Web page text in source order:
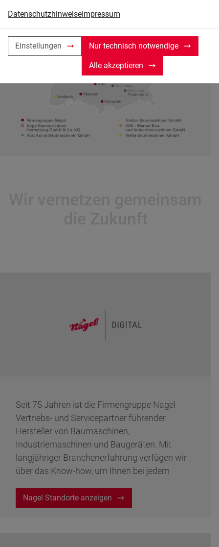
Seit 75 Jahren ist die Firmengruppe Nagel
Vertriebs- und Servicepartner führender
Hersteller von Baumaschinen,
Industriemaschinen und Baugeräten. Mit
langjähriger Branchenerfahrung verfügen wir
über das Know-how, um Ihnen bei jedem
Nagel Standorte anzeigen
DatenschutzhinweiseImpressum
Einstellungen Nur technisch notwendige
Alle akzeptieren